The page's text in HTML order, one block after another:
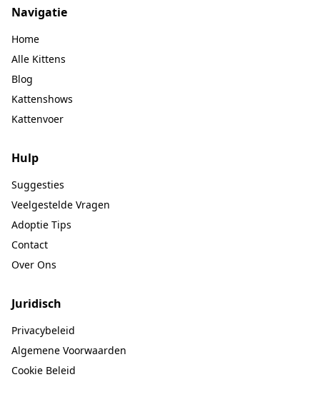
Navigatie
Home
Alle Kittens
Blog
Kattenshows
Kattenvoer
Hulp
Suggesties
Veelgestelde Vragen
Adoptie Tips
Contact
Over Ons
Juridisch
Privacybeleid
Algemene Voorwaarden
Cookie Beleid